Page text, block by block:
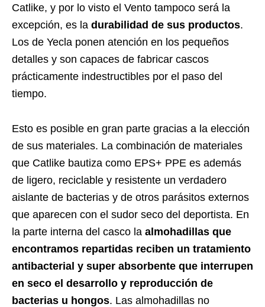
Catlike, y por lo visto el Vento tampoco será la
excepción, es la durabilidad de sus productos.
Los de Yecla ponen atención en los pequeños
detalles y son capaces de fabricar cascos
prácticamente indestructibles por el paso del
tiempo.
Esto es posible en gran parte gracias a la elección
de sus materiales. La combinación de materiales
que Catlike bautiza como EPS+ PPE es además
de ligero, reciclable y resistente un verdadero
aislante de bacterias y de otros parásitos externos
que aparecen con el sudor seco del deportista. En
la parte interna del casco la almohadillas que
encontramos repartidas reciben un tratamiento
antibacterial y super absorbente que interrupen
en seco el desarrollo y reproducción de
bacterias u hongos. Las almohadillas no